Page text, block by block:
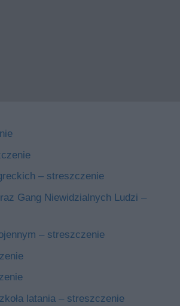
– streszczenie
Gang Niewidzialnych Ludzi –
– streszczenie
latania – streszczenie